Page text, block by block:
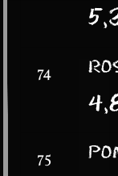
74
75